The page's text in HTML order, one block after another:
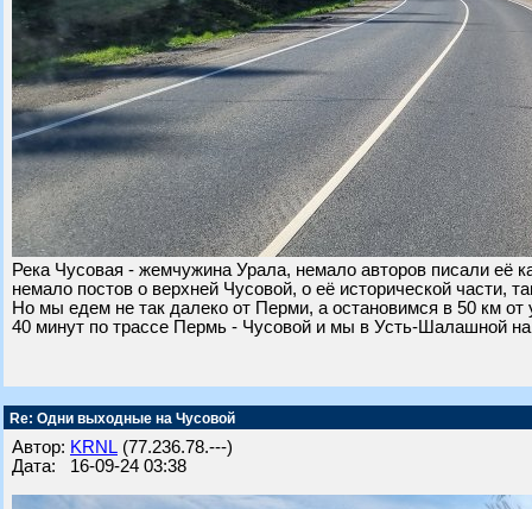
Река Чусовая - жемчужина Урала, немало авторов писали её
немало постов о верхней Чусовой, о её исторической части,
Но мы едем не так далеко от Перми, а остановимся в 50 км от
40 минут по трассе Пермь - Чусовой и мы в Усть-Шалашной
Re: Одни выходные на Чусовой
Автор: KRNL (77.236.78.---)
Дата: 16-09-24 03:38